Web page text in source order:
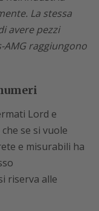
La stessa
avere pezzi
raggiungono
Lord e
se si vuole
e misurabili ha
riserva alle